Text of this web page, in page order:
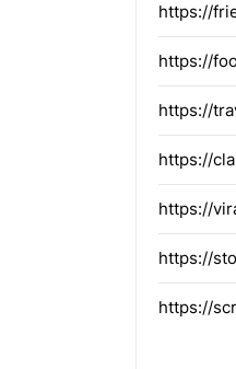
https://
https://
https://
https://
https://
https://
https://